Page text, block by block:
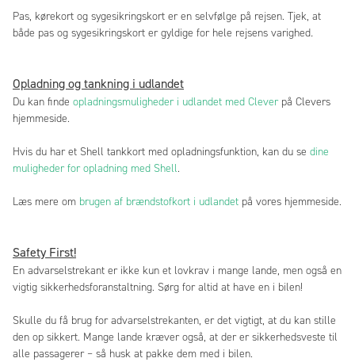
Pas, kørekort og sygesikringskort er en selvfølge på rejsen. Tjek, at
både pas og sygesikringskort er gyldige for hele rejsens varighed.
Opladning og tankning i udlandet
Du kan finde opladningsmuligheder i udlandet med Cleverpå Clevers
hjemmeside.
Hvis du har et Shell tankkort med opladningsfunktion, kan du se dine
muligheder for opladning med Shell.
Læs mere om brugen af brændstofkort i udlandet på vores hjemmeside.
Safety First!
En advarselstrekant er ikke kun et lovkrav i mange lande, men også en
vigtig sikkerhedsforanstaltning. Sørg for altid at have en i bilen!
Skulle du få brug for advarselstrekanten, er det vigtigt, at du kan stille
den op sikkert. Mange lande kræver også, at der er sikkerhedsveste til
alle passagerer – så husk at pakke dem med i bilen.